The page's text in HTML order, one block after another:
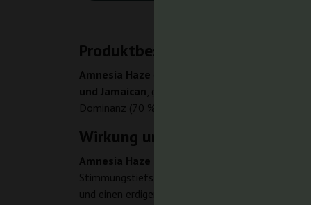
Produktbeschreibung
Amnesia Haze gehört zu den bekanntesten
und Jamaican , gewann den ersten Platz beim
Dominanz (70 % Sativa / 30 % Indica), deren
Wirkung und Terpenprofil
Amnesia Haze liefert euphorische, erhebende
Stimmungstiefs suchen. Das Aromaprofil von
und einen erdigen Geschmack beim Ausatmen.